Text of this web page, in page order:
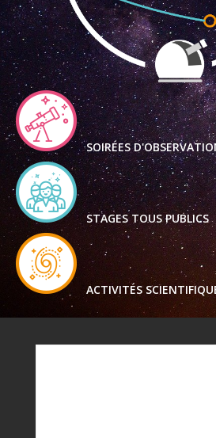
SOIRÉES
STAGES TOUS PUBLICS
ACTIVITÉS